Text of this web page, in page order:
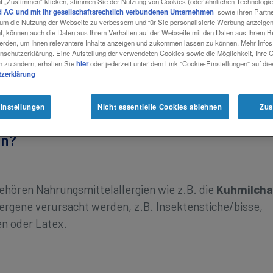
mit betroffen, oftmals um Babys Augen und Lippen
schmerzen und sich warm anfühlen.
Nahrungsmittelallergien wie z.B. die
verursacht werden, z.B. Insektenstiche/bisse,
oder Latex.
AG und mit ihr gesellschaftsrechtlich verbundenen Unternehmen sowie ihren
die Nutzung der Webseite zu verbessern und für Sie personalisierte Werbung
können auch die Daten aus Ihrem Verhalten auf der Webseite mit den Daten aus Ihrem
um Ihnen relevantere Inhalte anzeigen und zukommen lassen zu können. Mehr
Eine Aufstellung der verwendeten Cookies sowie die Möglichkeit, Ihre
zu ändern, erhalten Siehieroder jederzeit unter dem Link "Cookie-Einstellungen" auf
Nicht essentielle Cookies ablehnen